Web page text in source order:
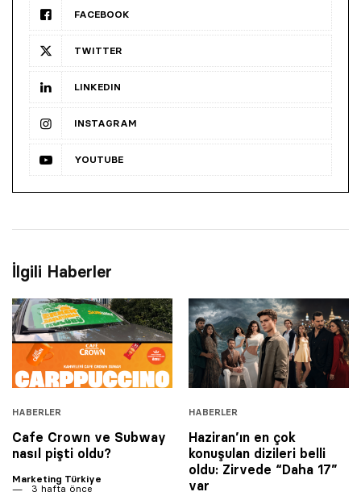
FACEBOOK
TWITTER
LINKEDIN
INSTAGRAM
YOUTUBE
İlgili Haberler
HABERLER
Cafe Crown ve Subway
nasıl pişti oldu?
Marketing Türkiye
3 hafta önce
HABERLER
Haziran’ın en çok
konuşulan dizileri belli
oldu: Zirvede “Daha 17”
var